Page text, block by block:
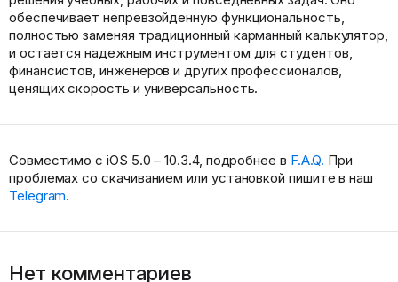
обеспечивает непревзойденную функциональность,
полностью заменяя традиционный карманный калькулятор,
и остается надежным инструментом для студентов,
финансистов, инженеров и других профессионалов,
ценящих скорость и универсальность.
Совместимо с iOS 5.0 – 10.3.4, подробнее в F.A.Q. При
проблемах со скачиванием или установкой пишите в наш
Telegram.
Нет комментариев